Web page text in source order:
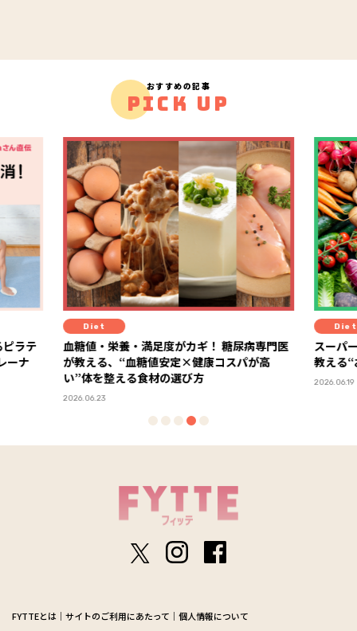
おすすめの記事
PICK UP
ピラテ
ーナ
Diet
血糖値・栄養・満足度がカギ！ 糖尿病専門医
が教える、“血糖値安定×健康コスパが高
い”体を整える食材の選び方
2026.06.23
Diet
スーパ
教える
2026.06.19
FYTTEとは サイトのご利用にあたって
個人情報について